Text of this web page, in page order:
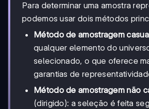
Para determinar uma amostra
podemos usar dois métodos
Método de amostragem
qualquer elemento do
selecionado, o que oferece
garantias de
Método de amostragem não
(dirigido): a seleção é feita